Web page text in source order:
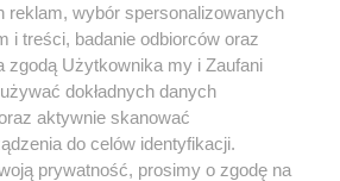
O nas
reklam, wybór spersonalizowanych
i treści, badanie odbiorców oraz
zgodą Użytkownika my i Zaufani
dokładnych danych
aktywnie skanować
do celów identyfikacji.
prywatność, prosimy o zgodę na